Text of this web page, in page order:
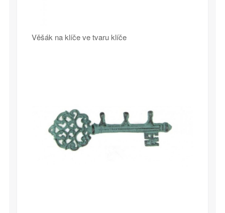
Věšák na klíče ve tvaru klíče